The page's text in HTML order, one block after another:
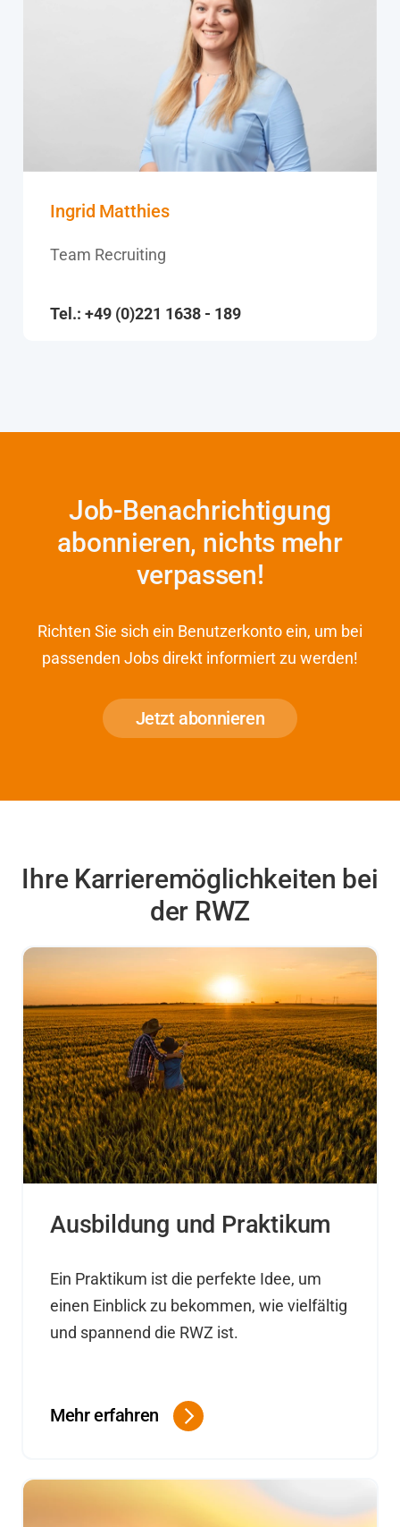
Ingrid Matthies
Team Recruiting
Tel.: +49 (0)221 1638 - 189
Job-Benachrichtigung
abonnieren, nichts mehr
verpassen!
Richten Sie sich ein Benutzerkonto ein, um bei
passenden Jobs direkt informiert zu werden!
Jetzt abonnieren
Ihre Karrieremöglichkeiten bei
der RWZ
Ausbildung und Praktikum
Ein Praktikum ist die perfekte Idee, um
einen Einblick zu bekommen, wie vielfältig
und spannend die RWZ ist.
Mehr erfahren